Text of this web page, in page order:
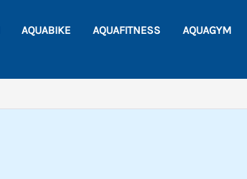
AQUABIKE AQUAFITNESS AQUAGYM